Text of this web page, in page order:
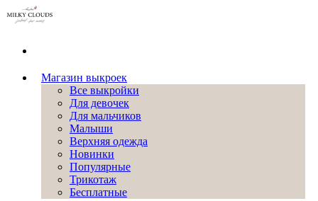
Магазин выкроек
Все выкройки
Для девочек
Для мальчиков
Малыши
Верхняя одежда
Новинки
Популярные
Трикотаж
Бесплатные